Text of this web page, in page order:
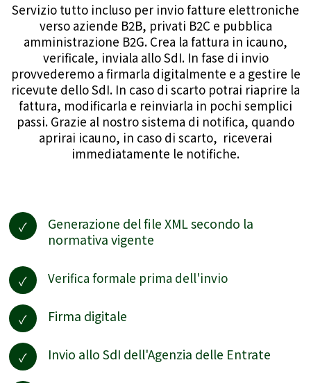
Servizio tutto incluso per invio fatture elettroniche
verso aziende B2B, privati B2C e pubblica
amministrazione B2G. Crea la fattura in icauno,
verificale, inviala allo SdI. In fase di invio
provvederemo a firmarla digitalmente e a gestire le
ricevute dello SdI. In caso di scarto potrai riaprire la
fattura, modificarla e reinviarla in pochi semplici
passi. Grazie al nostro sistema di notifica, quando
aprirai icauno, in caso di scarto, riceverai
immediatamente le notifiche.
Generazione del file XML secondo la
normativa vigente
Verifica formale prima dell'invio
Firma digitale
Invio allo SdI dell'Agenzia delle Entrate